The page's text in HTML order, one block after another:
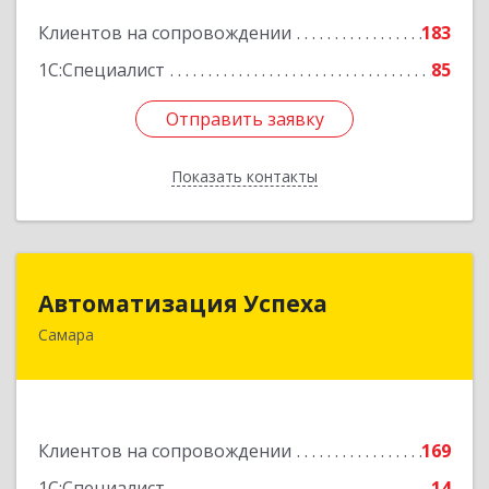
Клиентов на сопровождении
183
1С:Специалист
85
Отправить заявку
Показать контакты
Отправить заявку
Назад
Автоматизация Успеха
Самара
Клиентов на сопровождении
169